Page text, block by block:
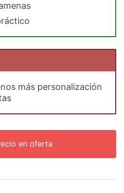
más personalización
en oferta